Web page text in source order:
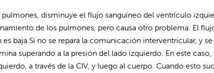
disminuye el flujo sanguíneo del ventrículo
de los pulmones, pero causa otro problema. El
baja Si no se repara la comunicación interventricular, y
superando a la presión del lado izquierdo. En este
a través de la CIV, y luego al cuerpo. Cuando esto